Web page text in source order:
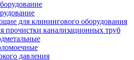
для клинингового оборудования
канализационных труб
давления